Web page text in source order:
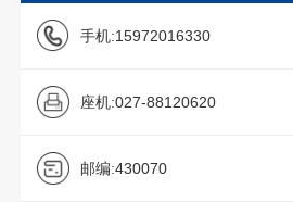
手机:15972016330
座机:027-88120620
邮编:430070